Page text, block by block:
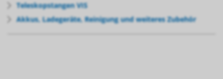
Teleskopstangen VIS
Akkus, Ladegeräte, Reinigung und weiteres Zubehör